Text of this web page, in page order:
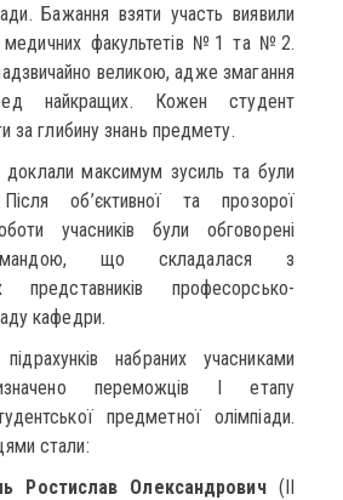
Бажання взяти участь виявили
медичних факультетів №1 та №2.
великою, адже змагання
найкращих. Кожен студент
за глибину знань предмету.
доклали максимум зусиль та були
об’єктивної та прозорої
учасників були обговорені
що складалася з
представників професорсько-
кафедри.
набраних учасниками
переможців І етапу
предметної олімпіади.
стали:
Ростислав Олександрович(ІІ